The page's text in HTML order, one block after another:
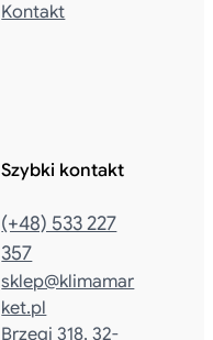
Kontakt
Szybki kontakt
(+48) 533 227
357
sklep@klimamar
ket.pl
Brzegi 318, 32-